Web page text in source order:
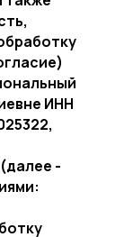
ИНН
-